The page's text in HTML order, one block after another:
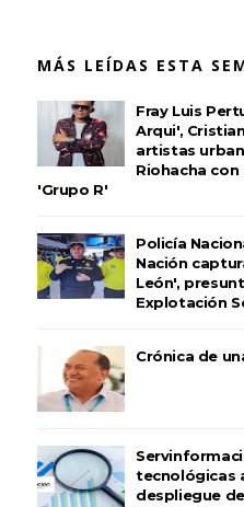
MÁS LEÍDAS ESTA
Fray Luis
Arqui',
artistas
Riohacha
'Grupo R'
Policía
Nación
León',
Explotación
Crónica de
tecnológicas
despliegue